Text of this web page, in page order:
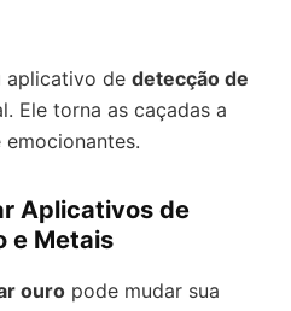
aplicativo de detecção de
Ele torna as caçadas a
Aplicativos de
e Metais
ouro pode mudar sua